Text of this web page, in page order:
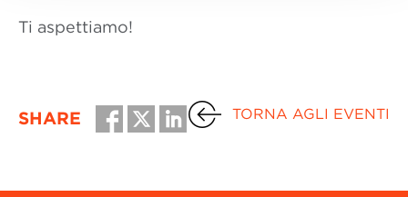
Ti aspettiamo!
SHARE TORNA AGLI EVENTI